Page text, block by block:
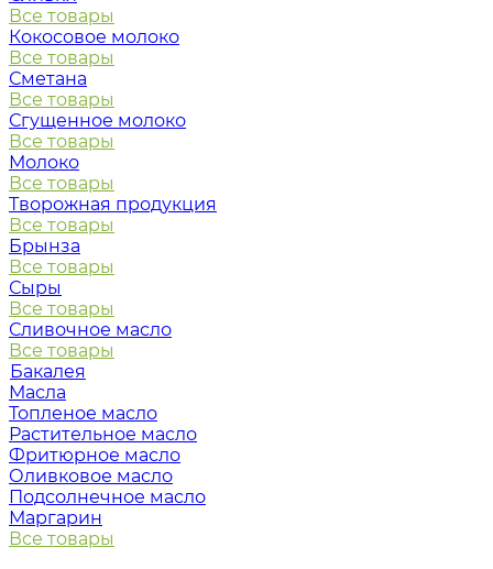
Все товары
Кокосовое молоко
Все товары
Сметана
Все товары
Сгущенное молоко
Все товары
Молоко
Все товары
Творожная продукция
Все товары
Брынза
Все товары
Сыры
Все товары
Сливочное масло
Все товары
Бакалея
Масла
Топленое масло
Растительное масло
Фритюрное масло
Оливковое масло
Подсолнечное масло
Маргарин
Все товары